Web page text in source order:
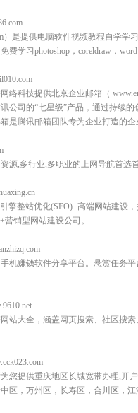
）是提供电脑软件视频教程自学
费学习photoshop，coreldraw，
络科技提供北京企业邮箱（
公司的“七星级”产品，通过持续
是腾讯邮箱团队专为企业打造的
源,多行业,多职业的上网导航首
擎整站优化(SEO)+高端网站建设
营销型网站建设公司。
机赚钱软件分享平台。悬赏任务
站大全，涵盖网页搜索、社区搜
您提供重庆地区长城宽带办理,开
区，万州区，长寿区，合川区，